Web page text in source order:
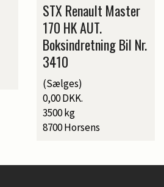
STX Renault Master
170 HK AUT.
Boksindretning Bil Nr.
3410
(Sælges)
0,00 DKK.
3500 kg
8700 Horsens